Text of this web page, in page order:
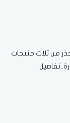
من ثلاث منتجات